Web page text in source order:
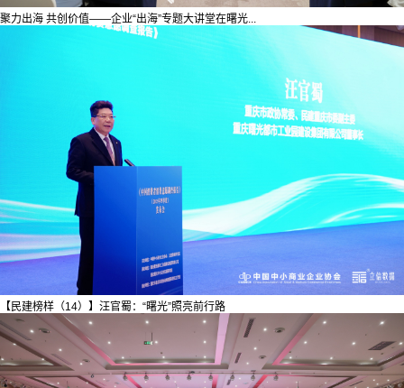
聚力出海 共创价值——企业“出海”专题大讲堂在曙光...
【民建榜样（14）】汪官蜀：“曙光”照亮前行路